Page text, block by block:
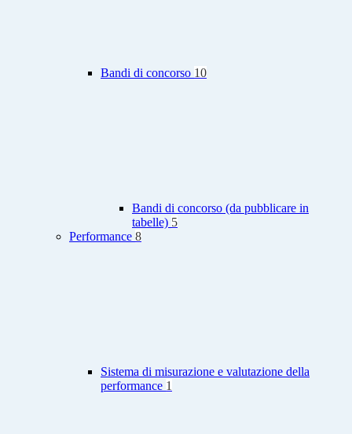
Bandi di concorso 10
Bandi di concorso (da pubblicare in
tabelle) 5
Performance 8
Sistema di misurazione e valutazione della
performance 1